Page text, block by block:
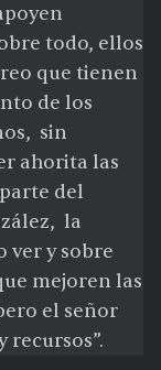
todo, ellos
que tienen
de los
sin
ahorita las
del
la
ver y sobre
mejoren las
el señor
recursos”.